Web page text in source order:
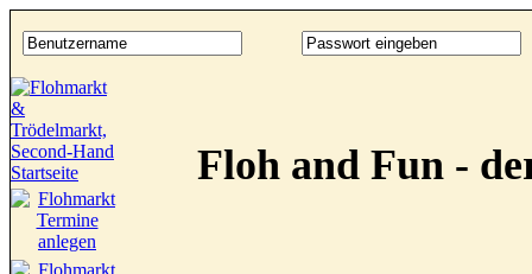
Floh and Fun -